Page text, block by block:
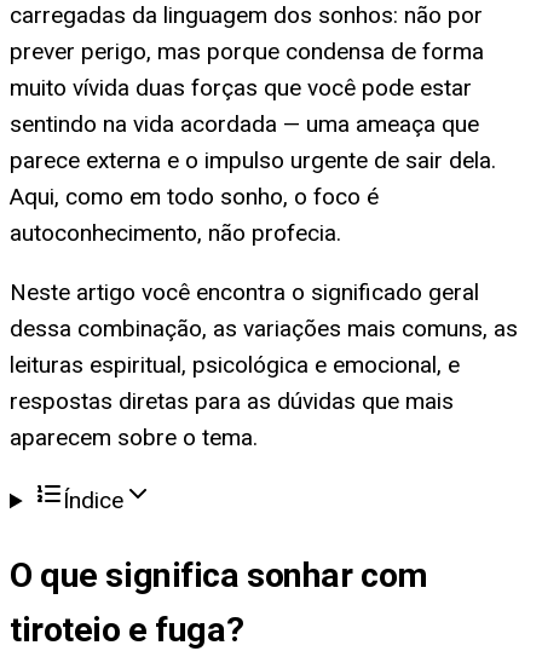
carregadas da linguagem dos sonhos: não por
prever perigo, mas porque condensa de forma
muito vívida duas forças que você pode estar
sentindo na vida acordada — uma ameaça que
parece externa e o impulso urgente de sair dela.
Aqui, como em todo sonho, o foco é
autoconhecimento, não profecia.
Neste artigo você encontra o significado geral
dessa combinação, as variações mais comuns, as
leituras espiritual, psicológica e emocional, e
respostas diretas para as dúvidas que mais
aparecem sobre o tema.
Índice
O que significa sonhar com
tiroteio e fuga?